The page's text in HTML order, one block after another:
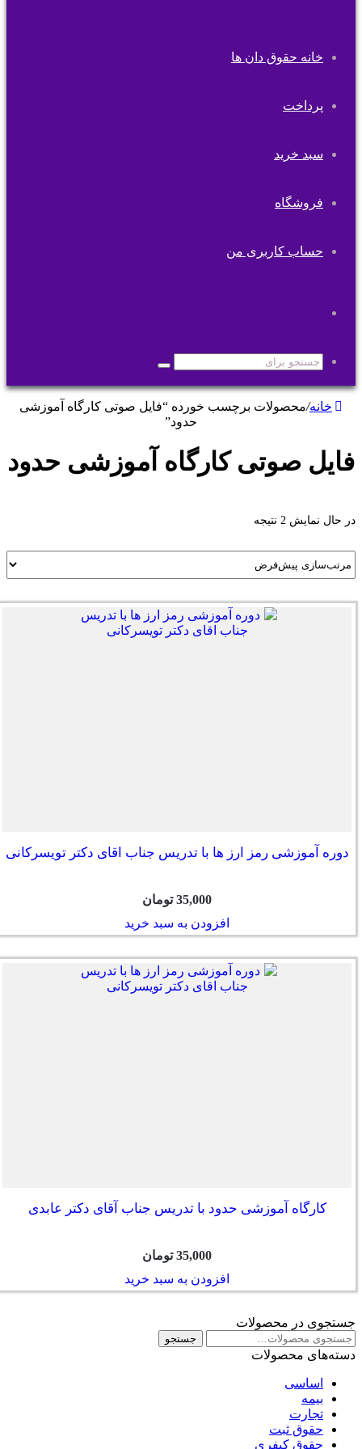
خانه حقوق دان ها
پرداخت
سبد خرید
فروشگاه
حساب کاربری من
پوسته
جستجو
برای
خانه/محصولات برچسب خورده “فایل صوتی کارگاه آموزشی
حدود”
فایل صوتی کارگاه آموزشی حدود
در حال نمایش 2 نتیجه
دوره آموزشی رمز ارز ها با تدریس جناب اقای دکتر تویسرکانی
35,000 تومان
افزودن به سبد خرید
کارگاه آموزشی حدود با تدریس جناب آقای دکتر عابدی
35,000 تومان
افزودن به سبد خرید
جستجوی در محصولات
جستجو
برای:
جستجو
دسته‌های محصولات
اساسی
بیمه
تجارت
حقوق ثبت
حقوق کیفری